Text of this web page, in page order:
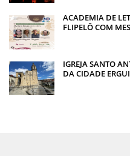
ACADEMIA DE
FLIPELÔ COM
IGREJA SANTO
DA CIDADE